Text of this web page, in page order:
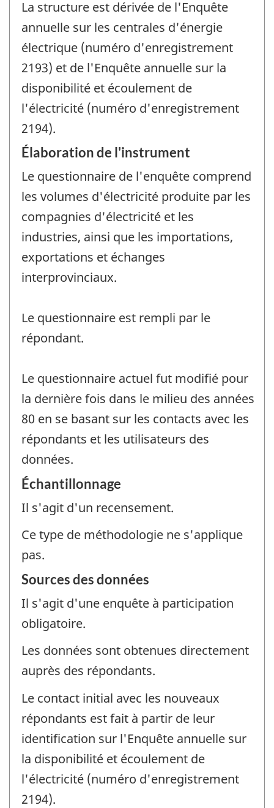
La structure est dérivée de l'Enquête
annuelle sur les centrales d'énergie
électrique (numéro d'enregistrement
2193) et de l'Enquête annuelle sur la
disponibilité et écoulement de
l'électricité (numéro d'enregistrement
2194).
Élaboration de l'instrument
Le questionnaire de l'enquête comprend
les volumes d'électricité produite par les
compagnies d'électricité et les
industries, ainsi que les importations,
exportations et échanges
interprovinciaux.
Le questionnaire est rempli par le
répondant.
Le questionnaire actuel fut modifié pour
la dernière fois dans le milieu des années
80 en se basant sur les contacts avec les
répondants et les utilisateurs des
données.
Échantillonnage
Il s'agit d'un recensement.
Ce type de méthodologie ne s'applique
pas.
Sources des données
Il s'agit d'une enquête à participation
obligatoire.
Les données sont obtenues directement
auprès des répondants.
Le contact initial avec les nouveaux
répondants est fait à partir de leur
identification sur l'Enquête annuelle sur
la disponibilité et écoulement de
l'électricité (numéro d'enregistrement
2194).